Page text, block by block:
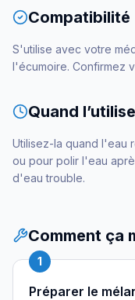
Compatibilité
S'utilise avec votre
l'écumoire. Confirmez
Quand
Utilisez-la quand l'eau
ou pour polir l'eau
d'eau trouble.
Comment ça
1
Préparer le